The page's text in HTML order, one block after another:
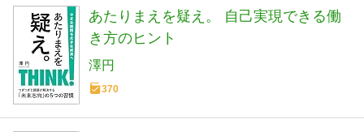
あたりまえを疑え。 自己実現できる働
き方のヒント
澤円
370